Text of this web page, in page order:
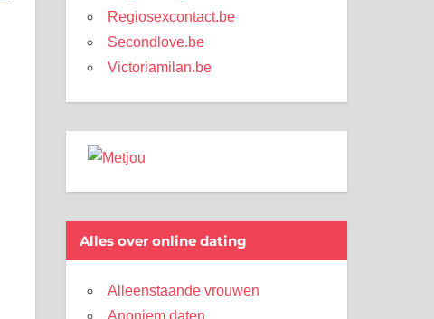
Regiosexcontact.be
Secondlove.be
Victoriamilan.be
Alles over online dating
Alleenstaande vrouwen